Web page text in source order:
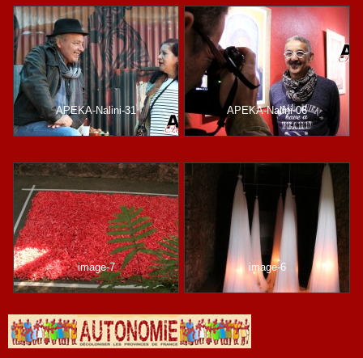
APEKA-Nalini-31 APEKA-Nalini-06
image-7 image-6